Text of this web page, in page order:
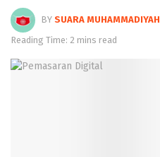
BY SUARA MUHAMMADIYAH
Reading Time: 2 mins read